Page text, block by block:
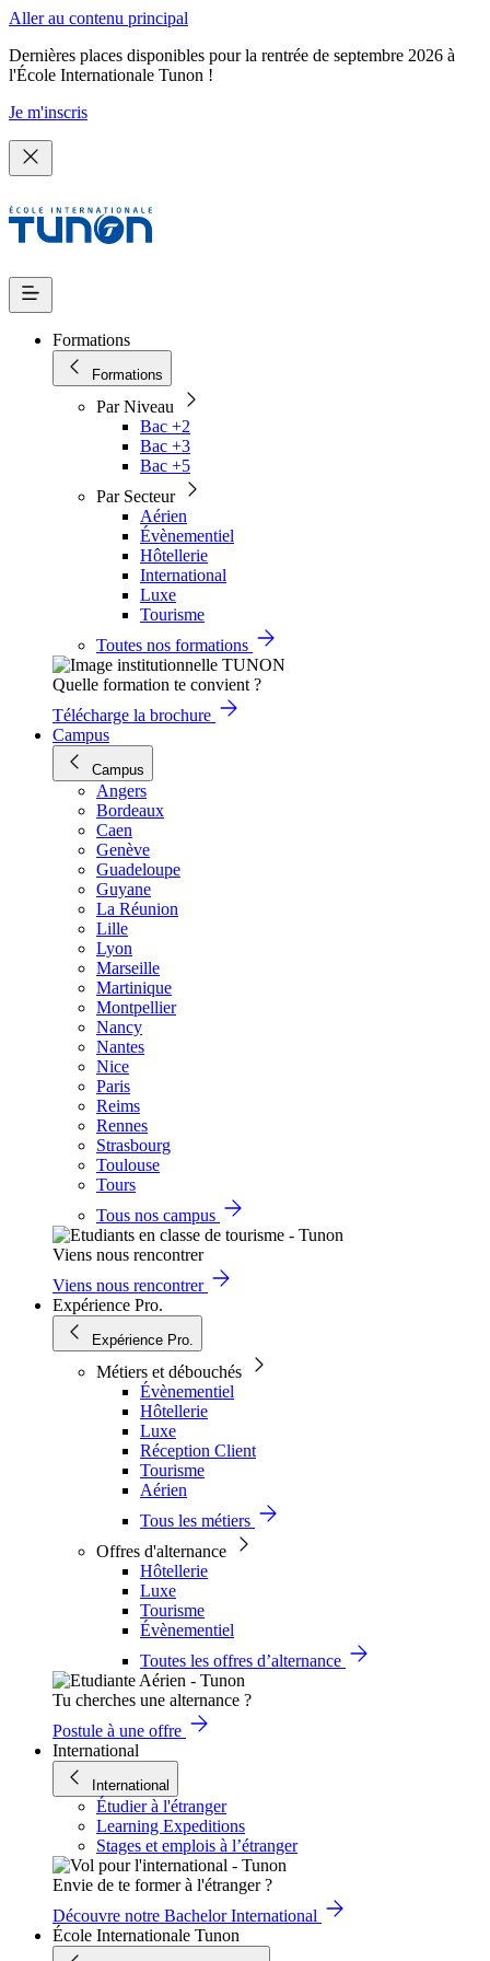
Aller au contenu principal
Dernières places disponibles pour la rentrée de septembre 2026 à
l'École Internationale Tunon !
Je m'inscris
Formations
Formations
Par Niveau
Bac +2
Bac +3
Bac +5
Par Secteur
Aérien
Évènementiel
Hôtellerie
International
Luxe
Tourisme
Toutes nos formations
Quelle formation te convient ?
Télécharge la brochure
Campus
Campus
Angers
Bordeaux
Caen
Genève
Guadeloupe
Guyane
La Réunion
Lille
Lyon
Marseille
Martinique
Montpellier
Nancy
Nantes
Nice
Paris
Reims
Rennes
Strasbourg
Toulouse
Tours
Tous nos campus
Viens nous rencontrer
Viens nous rencontrer
Expérience Pro.
Expérience Pro.
Métiers et débouchés
Évènementiel
Hôtellerie
Luxe
Réception Client
Tourisme
Aérien
Tous les métiers
Offres d'alternance
Hôtellerie
Luxe
Tourisme
Évènementiel
Toutes les offres d’alternance
Tu cherches une alternance ?
Postule à une offre
International
International
Étudier à l'étranger
Learning Expeditions
Stages et emplois à l’étranger
Envie de te former à l'étranger ?
Découvre notre Bachelor International
École Internationale Tunon